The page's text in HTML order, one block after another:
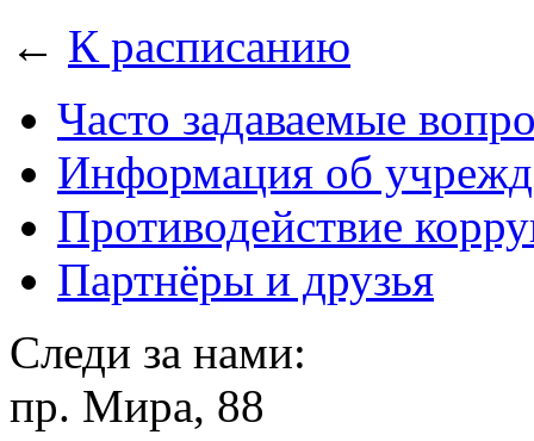
← К расписанию
Часто задаваемые
Информация об
Противодействие
Партнёры и друзья
Следи за нами:
пр. Мира, 88